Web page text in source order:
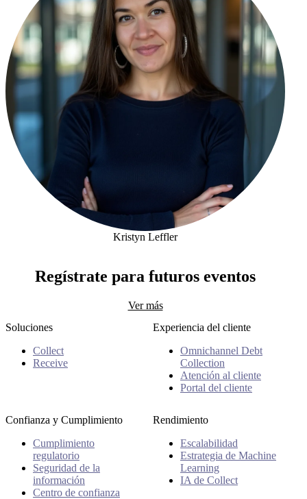
Kristyn Leffler
Regístrate para futuros eventos
Ver más
Soluciones
Collect
Receive
Experiencia del cliente
Omnichannel Debt
Collection
Atención al cliente
Portal del cliente
Confianza y Cumplimiento
Cumplimiento
regulatorio
Seguridad de la
información
Centro de confianza
Rendimiento
Escalabilidad
Estrategia de Machine
Learning
IA de Collect